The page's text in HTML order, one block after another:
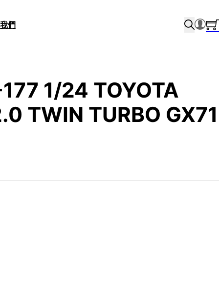
們
1/24 TOYOTA
TWIN TURBO GX71